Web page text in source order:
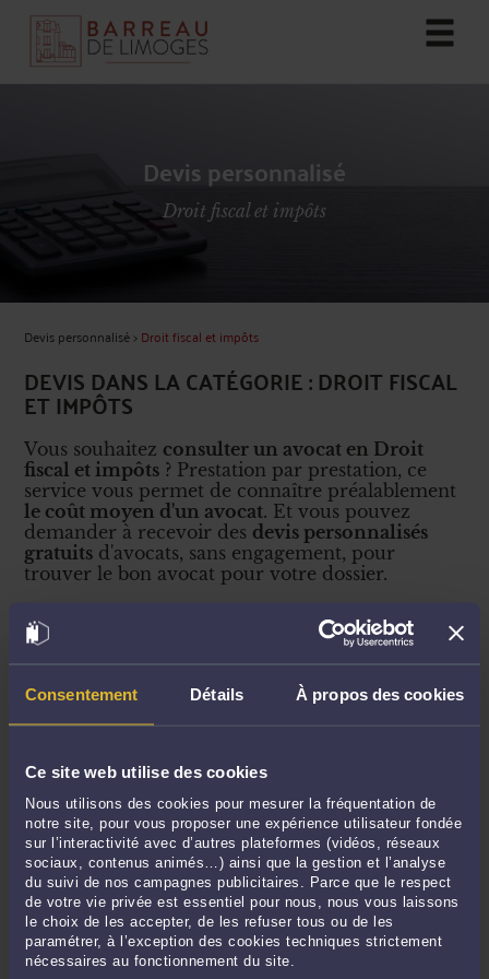
Consentement Détails À propos des cookies
Ce site web utilise des cookies
Nous utilisons des cookies pour mesurer la fréquentation de
notre site, pour vous proposer une expérience utilisateur fondée
sur l’interactivité avec d’autres plateformes (vidéos, réseaux
sociaux, contenus animés…) ainsi que la gestion et l’analyse
du suivi de nos campagnes publicitaires. Parce que le respect
de votre vie privée est essentiel pour nous, nous vous laissons
le choix de les accepter, de les refuser tous ou de les
paramétrer, à l’exception des cookies techniques strictement
nécessaires au fonctionnement du site.
Devis personnalisé
Droit fiscal et impôts
Devis personnalisé>Droit fiscal et impôts
DEVIS DANS LA CATÉGORIE : DROIT FISCAL
ET IMPÔTS
Vous souhaitez consulter un avocat en Droit
fiscal et impôts ? Prestation par prestation, ce
service vous permet de connaître préalablement
le coût moyen d'un avocat. Et vous pouvez
demander à recevoir des devis personnalisés
gratuits d'avocats, sans engagement, pour
trouver le bon avocat pour votre dossier.
Fiscalité et contentieux fiscal des entreprises et professionnels
Impots des particuliers
SERVICES LES PLUS DEMANDÉS AUX AVOCATS
EN DROIT FISCAL ET IMPÔTS
Action en contestation d'une proposition de rectification
(redressement) suite à un contrôle fiscal / du professionnel
ou de l'entreprise
DEVIS PERSONNALISÉ